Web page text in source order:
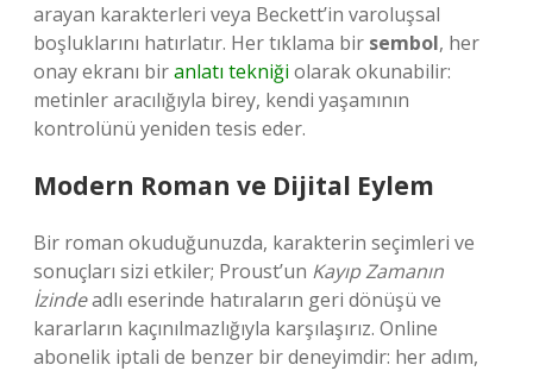
arayan karakterleri veya Beckett’in varoluşsal
boşluklarını hatırlatır. Her tıklama bir sembol, her
onay ekranı biranlatı tekniği olarak okunabilir:
metinler aracılığıyla birey, kendi yaşamının
kontrolünü yeniden tesis eder.
Modern Roman ve Dijital Eylem
Bir roman okuduğunuzda, karakterin seçimleri ve
sonuçları sizi etkiler; Proust’un Kayıp Zamanın
İzindeadlı eserinde hatıraların geri dönüşü ve
kararların kaçınılmazlığıyla karşılaşırız. Online
abonelik iptali de benzer bir deneyimdir: her adım,